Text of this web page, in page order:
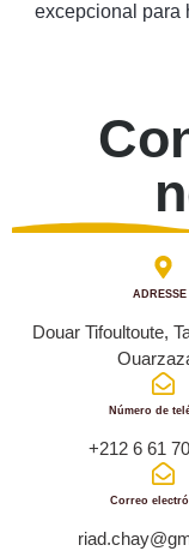
excepcional para
ADRESSE
Douar Tifoultoute,
Número de
+212 6 61
Correo